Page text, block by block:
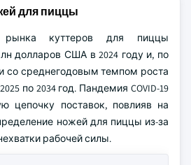
для пиццы
куттеров для пиццы
долларов США в 2024 году и, по
со среднегодовым темпом роста
по 2034 год. Пандемия COVID-19
цепочку поставок, повлияв на
ножей для пиццы из-за
рабочей силы.